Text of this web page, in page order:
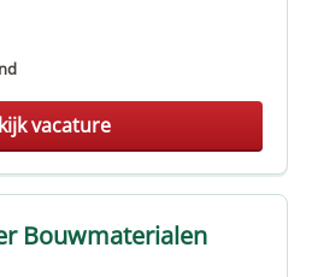
vacature
Bouwmaterialen